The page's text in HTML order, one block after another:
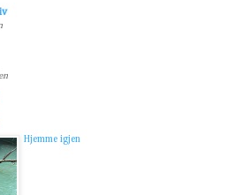
Hjemme igjen